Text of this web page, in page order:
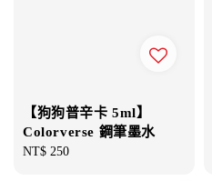
【狗狗普辛卡 5ml】
Colorverse 鋼筆墨水
Regular
NT$ 250